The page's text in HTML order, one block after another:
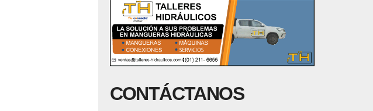
CONTÁCTANOS